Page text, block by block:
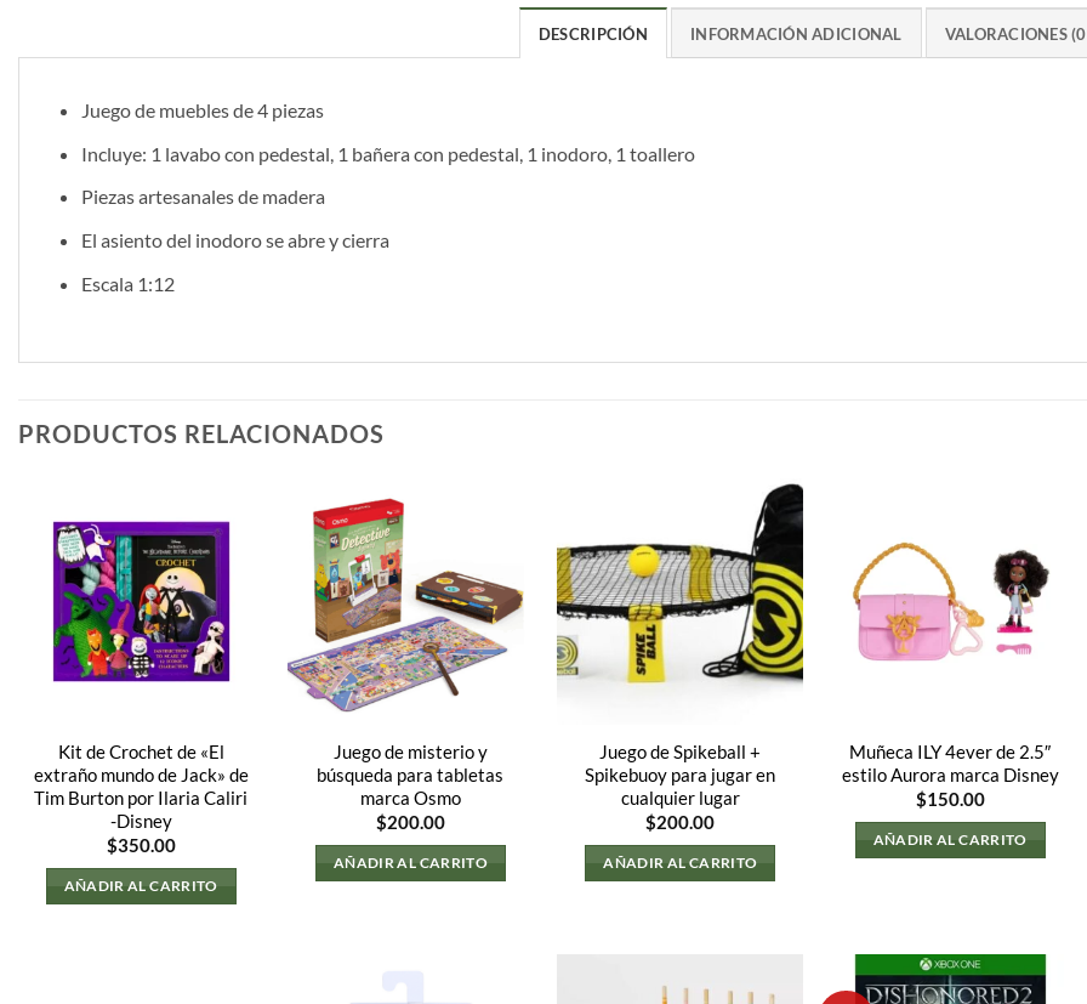
DESCRIPCIÓN INFORMACIÓN ADICIONAL VALORACIONES
Juego de muebles de 4 piezas
Incluye: 1 lavabo con pedestal, 1 bañera con pedestal, 1 inodoro, 1 toallero
Piezas artesanales de madera
El asiento del inodoro se abre y cierra
Escala 1:12
PRODUCTOS RELACIONADOS
Kit de Crochet de «El
extraño mundo de Jack» de
Tim Burton por Ilaria Caliri
-Disney
$350.00
AÑADIR AL CARRITO
Juego de misterio y
búsqueda para tabletas
marca Osmo
$200.00
AÑADIR AL CARRITO
Juego de Spikeball +
Spikebuoy para jugar en
cualquier lugar
$200.00
AÑADIR AL CARRITO
Muñeca ILY 4ever de 2.5″
estilo Aurora marca Disney
$150.00
AÑADIR AL CARRITO